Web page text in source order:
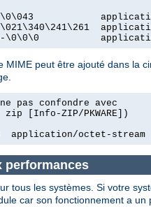
\0\0\0
MIME peut être ajouté dans la
pas confondre avec
[Info-ZIP/PKWARE])
application/octet-stream
performances
tous les systèmes. Si votre
car son fonctionnement a